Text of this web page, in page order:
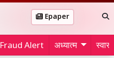
Epaper
Fraud Alert अध्यात्म